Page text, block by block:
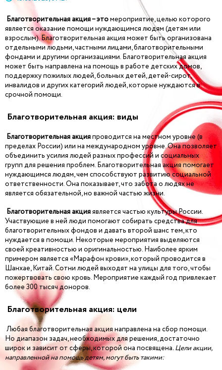
Благотворительная акция – этомероприятие, целью которого
является оказание помощи нуждающимся людям (детям или
взрослым). Благотворительная акция может быть организована
отдельными людьми, частными лицами, благотворительными
фондами и другими организациями. Благотворительная акция
может быть направлена на помощь в работе детских домов,
поддержку пожилых людей, больных детей, детей-сирот,
инвалидов и других категорий людей, которые нуждаются в
срочной помощи.
Благотворительная акция: виды
Благотворительнаяакцияпроводится на местном уровне (в
пределах России) или на международном уровне. Она позволяет
объединить усилия людей разных профессий и социальных
групп для решения проблем. Благотворительная акция помогает
нуждающимся людям, чем способствуют развитию социальной
ответственности. Она показывает, что забота о людях не
является обязательной, но важной частью жизни.
Благотворительнаяакцияявляется частью культуры России.
Участвующие в ней люди помогают собирать средства для
благотворительных фондов и давать второй шанс тем, кто
нуждается в помощи. Некоторые мероприятия выделяются
своей креативностью и оригинальностью. Наиболее ярким
примером является «Марафон крови», который проводится в
Шанхае, Китай. Сотни людей выходят на улицы для того, чтобы
пожертвовать свою кровь. Мероприятие каждый год привлекает
более 300 тысяч доноров.
Благотворительная акция: цели
Любая благотворительная акция направлена на сбор помощи.
Но диапазон задач, необходимых для решения, достаточно
широк и зависит от сферы, которой она посвящена. Цели акции,
направленной на помощь детям, могут быть такими: